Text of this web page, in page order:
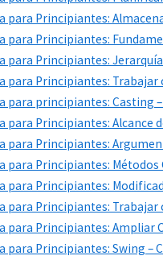
para Principiantes:
para Principiantes:
para Principiantes:
para Principiantes: Trabajar
para principiantes: Casting
para Principiantes: Alcance
para Principiantes:
para Principiantes:
para Principiantes:
para Principiantes: Trabajar
para Principiantes: Ampliar
para Principiantes: Swing –